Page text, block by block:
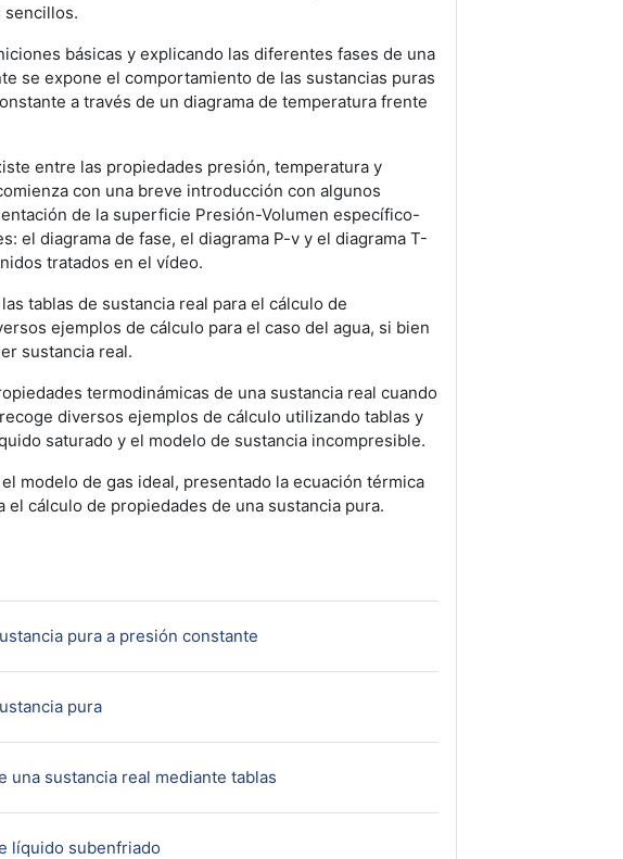
sencillos.
básicas y explicando las diferentes fases de una
se expone el comportamiento de las sustancias puras
a través de un diagrama de temperatura frente
entre las propiedades presión, temperatura y
con una breve introducción con algunos
de la superficie Presión-Volumen específico-
el diagrama de fase, el diagrama P-v y el diagrama T-
tratados en el vídeo.
tablas de sustancia real para el cálculo de
ejemplos de cálculo para el caso del agua, si bien
sustancia real.
termodinámicas de una sustancia real cuando
diversos ejemplos de cálculo utilizando tablas y
saturado y el modelo de sustancia incompresible.
modelo de gas ideal, presentado la ecuación térmica
cálculo de propiedades de una sustancia pura.
pura a presión constanteURL
puraURL
una sustancia real mediante tablasURL
líquido subenfriadoURL